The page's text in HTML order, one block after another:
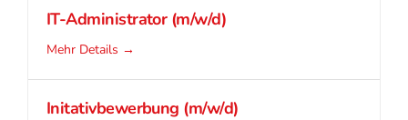
IT-Administrator (m/w/d)
Mehr Details
Initativbewerbung (m/w/d)